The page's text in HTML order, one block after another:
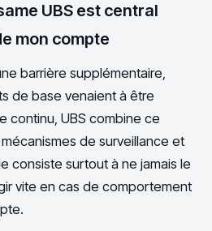
UBS est central
mon compte
barrière supplémentaire,
de base venaient à être
continu, UBS combine ce
de surveillance et
consiste surtout à ne jamais le
vite en cas de comportement